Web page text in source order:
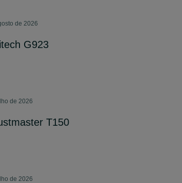
de 2026
G923
de 2026
T150
de 2026